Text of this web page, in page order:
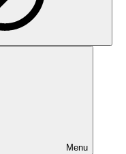
Menu